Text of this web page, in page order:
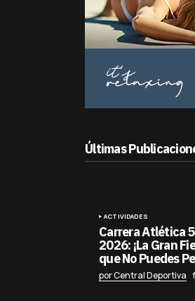
Últimas
ACTIVIDADES
Carrera Atlética
2026: ¡La Gran
que No Puedes
por Central Deportiva